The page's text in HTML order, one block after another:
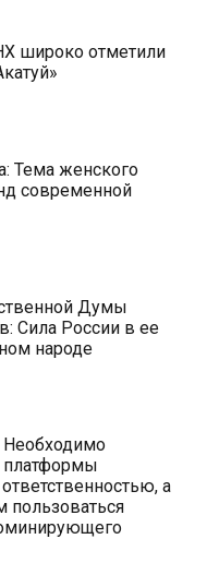
широко отметили
Тема женского
современной
Думы
Сила России в ее
народе
Необходимо
платформы
а
пользоваться